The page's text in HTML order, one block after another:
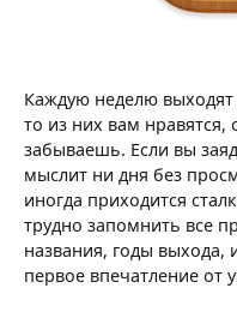
Каждую неделю
то из них вам нравятся,
забываешь. Если вы
мыслит ни дня без
иногда приходится
трудно запомнить все
названия, годы выхода,
первое впечатление от